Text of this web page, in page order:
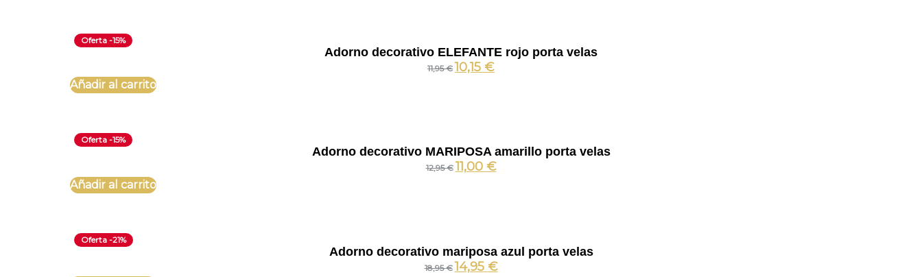
Oferta -15%
Adorno decorativo ELEFANTE rojo porta velas
11,95€ 10,15 €
Añadir al carrito
Oferta -15%
Adorno decorativo MARIPOSA amarillo porta velas
12,95€ 11,00 €
Añadir al carrito
Oferta -21%
Adorno decorativo mariposa azul porta velas
18,95€ 14,95 €